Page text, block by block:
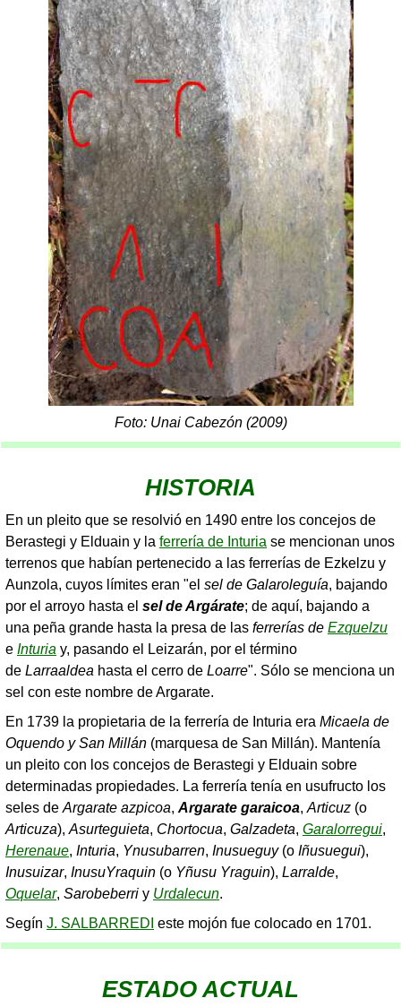
Foto: Unai Cabezón (2009)
HISTORIA
En un pleito que se resolvió en 1490 entre los concejos de
Berastegi y Elduain y la ferrería de Inturia se mencionan unos
terrenos que habían pertenecido a las ferrerías de Ezkelzu y
Aunzola, cuyos límites eran "el sel de Galaroleguía, bajando
por el arroyo hasta el sel de Argárate; de aquí, bajando a
una peña grande hasta la presa de las ferrerías de Ezquelzu
e Inturia y, pasando el Leizarán, por el término
de Larraaldea hasta el cerro de Loarre". Sólo se menciona un
sel con este nombre de Argarate.
En 1739 la propietaria de la ferrería de Inturia era Micaela de
Oquendo y San Millán (marquesa de San Millán). Mantenía
un pleito con los concejos de Berastegi y Elduain sobre
determinadas propiedades. La ferrería tenía en usufructo los
seles deArgarate azpicoa,Argarate garaicoa,Articuz (o
Articuza),Asurteguieta, Chortocua, Galzadeta, Garalorregui,
Herenaue, Inturia, Ynusubarren, Inusueguy(o Iñusuegui),
Inusuizar, InusuYraquin (o Yñusu Yraguin), Larralde,
Oquelar, Sarobeberri y Urdalecun.
Segín J. SALBARREDI este mojón fue colocado en 1701.
ESTADO ACTUAL